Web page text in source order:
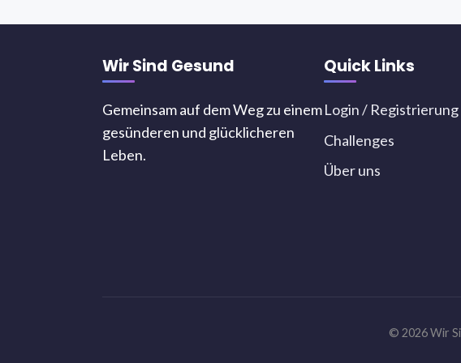
Wir Sind Gesund
Gemeinsam auf dem Weg zu einem
gesünderen und glücklicheren
Leben.
Quick Links
Login / Registrierung
Challenges
Über uns
© 2026 Wir